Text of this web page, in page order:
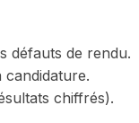
défauts de rendu.
candidature.
chiffrés).